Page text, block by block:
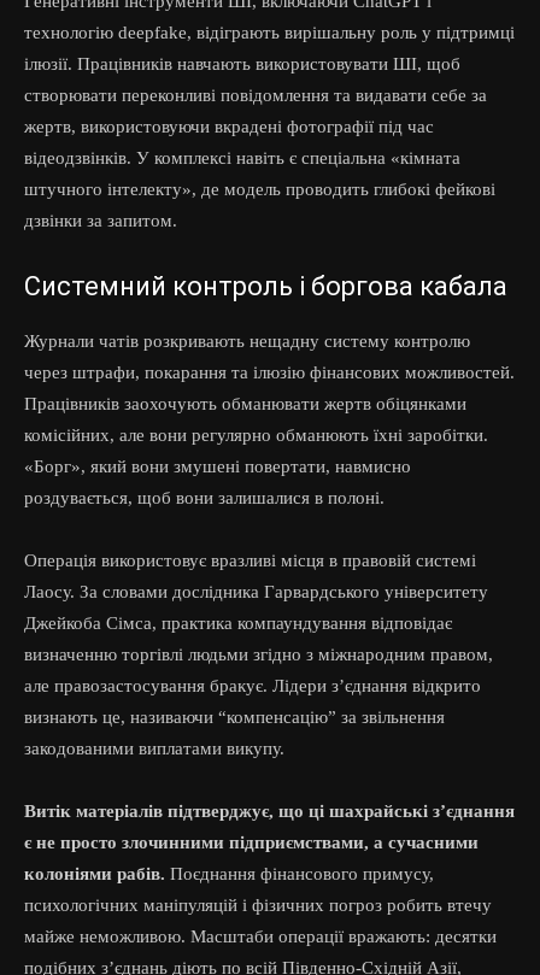
технологію deepfake, відіграють вирішальну роль у підтримці
ілюзії. Працівників навчають використовувати ШІ, щоб
створювати переконливі повідомлення та видавати себе за
жертв, використовуючи вкрадені фотографії під час
відеодзвінків. У комплексі навіть є спеціальна «кімната
штучного інтелекту», де модель проводить глибокі фейкові
дзвінки за запитом.
Системний контроль і боргова кабала
Журнали чатів розкривають нещадну систему контролю
через штрафи, покарання та ілюзію фінансових можливостей.
Працівників заохочують обманювати жертв обіцянками
комісійних, але вони регулярно обманюють їхні заробітки.
«Борг», який вони змушені повертати, навмисно
роздувається, щоб вони залишалися в полоні.
Операція використовує вразливі місця в правовій системі
Лаосу. За словами дослідника Гарвардського університету
Джейкоба Сімса, практика компаундування відповідає
визначенню торгівлі людьми згідно з міжнародним правом,
але правозастосування бракує. Лідери з’єднання відкрито
визнають це, називаючи “компенсацію” за звільнення
закодованими виплатами викупу.
Витік матеріалів підтверджує, що ці шахрайські з’єднання
є не просто злочинними підприємствами, а сучасними
колоніями рабів. Поєднання фінансового примусу,
психологічних маніпуляцій і фізичних погроз робить втечу
майже неможливою. Масштаби операції вражають: десятки
подібних з’єднань діють по всій Південно-Східній Азії,